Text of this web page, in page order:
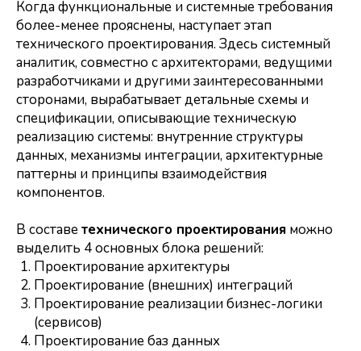
Когда функциональные и системные требования
более-менее прояснены, наступает этап
технического проектирования. Здесь системный
аналитик, совместно с архитекторами, ведущими
разработчиками и другими заинтересованными
сторонами, вырабатывает детальные схемы и
спецификации, описывающие техническую
реализацию системы: внутренние структуры
данных, механизмы интеграции, архитектурные
паттерны и принципы взаимодействия
компонентов.
В составетехнического проектирования можно
выделить 4 основных блока решений:
Проектирование архитектуры
Проектирование (внешних) интеграций
Проектирование реализации бизнес-логики
(сервисов)
Проектирование баз данных